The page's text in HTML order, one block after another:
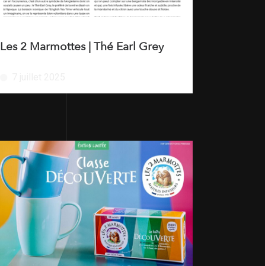
Les 2 Marmottes | Thé Earl Grey